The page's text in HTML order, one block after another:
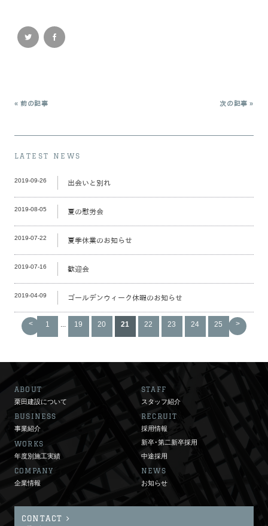
« 前の記事 次の記事 »
LATEST NEWS
2019-09-26 出会いと別れ
2019-08-05 夏の慰労会
2019-07-22 夏季休業のお知らせ
2019-07-16 歓迎会
2019-04-09 ゴールデンウィーク休暇のお知らせ
< 1 ... 19 20 21 22 23 24 25 >
ABOUT STAFF
栗田建設について スタッフ紹介
BUSINESS RECRUIT
事業紹介 採用情報
WORKS
新卒･第二新卒採用
年度別施工実績
中途採用
COMPANY NEWS
企業情報 お知らせ
CONTACT